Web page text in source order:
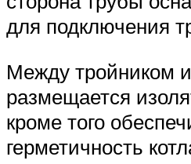
для подключения
Между тройником
размещается
кроме того
герметичность